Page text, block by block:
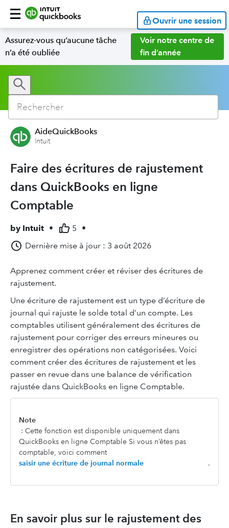
Ouvrir une session
Assurez-vous qu’aucune tâche
n’a été oubliée
Voir notre centre de
fin d’année
AideQuickBooks
Intuit
Faire des écritures de rajustement
dans QuickBooks en ligne
Comptable
by Intuit • 5
•
Dernière mise à jour : 3 août 2026
Apprenez comment créer et réviser des écritures de
rajustement.
Une écriture de rajustement est un type d’écriture de
journal qui rajuste le solde total d’un compte. Les
comptables utilisent généralement des écritures de
rajustement pour corriger des erreurs mineures ou
enregistrer des opérations non catégorisées. Voici
comment créer des écritures de rajustement et les
passer en revue dans une balance de vérification
rajustée dans QuickBooks en ligne Comptable.
Note
: Cette fonction est disponible uniquement dans
QuickBooks en ligne Comptable Si vous n’êtes pas
comptable, voici comment
saisir une écriture de journal normale
.
En savoir plus sur le rajustement des